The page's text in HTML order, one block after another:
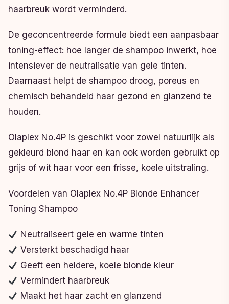
haarbreuk wordt verminderd.
De geconcentreerde formule biedt een aanpasbaar
toning-effect: hoe langer de shampoo inwerkt, hoe
intensiever de neutralisatie van gele tinten.
Daarnaast helpt de shampoo droog, poreus en
chemisch behandeld haar gezond en glanzend te
houden.
Olaplex No.4P is geschikt voor zowel natuurlijk als
gekleurd blond haar en kan ook worden gebruikt op
grijs of wit haar voor een frisse, koele uitstraling.
Voordelen van Olaplex No.4P Blonde Enhancer
Toning Shampoo
Neutraliseert gele en warme tinten
Versterkt beschadigd haar
Geeft een heldere, koele blonde kleur
Vermindert haarbreuk
Maakt het haar zacht en glanzend